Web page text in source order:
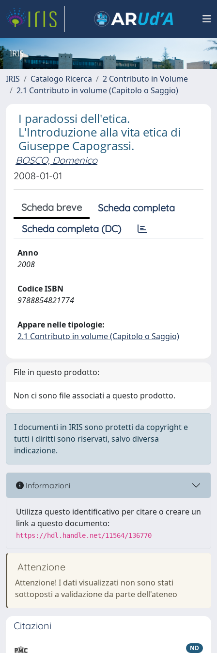
IRIS
IRIS Catalogo Ricerca
2 Contributo in Volume
2.1 Contributo in volume (Capitolo o Saggio)
I paradossi dell'etica.
L'Introduzione alla vita etica di
Giuseppe Capograssi.
BOSCO, Domenico
2008-01-01
Scheda breve
Scheda completa
Scheda completa (DC)
Anno
2008
Codice ISBN
9788854821774
Appare nelle tipologie:
2.1 Contributo in volume (Capitolo o Saggio)
File in questo prodotto:
Non ci sono file associati a questo prodotto.
I documenti in IRIS sono protetti da copyright e
tutti i diritti sono riservati, salvo diversa
indicazione.
Informazioni
Utilizza questo identificativo per citare o creare un
link a questo documento:
https://hdl.handle.net/11564/136770
Attenzione
Attenzione! I dati visualizzati non sono stati
sottoposti a validazione da parte dell'ateneo
Citazioni
ND